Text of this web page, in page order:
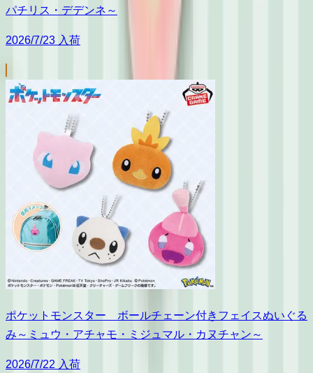
パチリス・デデンネ～
2026/7/23 入荷
ポケットモンスター ボールチェーン付きフェイスぬいぐる
み～ミュウ・アチャモ・ミジュマル・カヌチャン～
2026/7/22 入荷